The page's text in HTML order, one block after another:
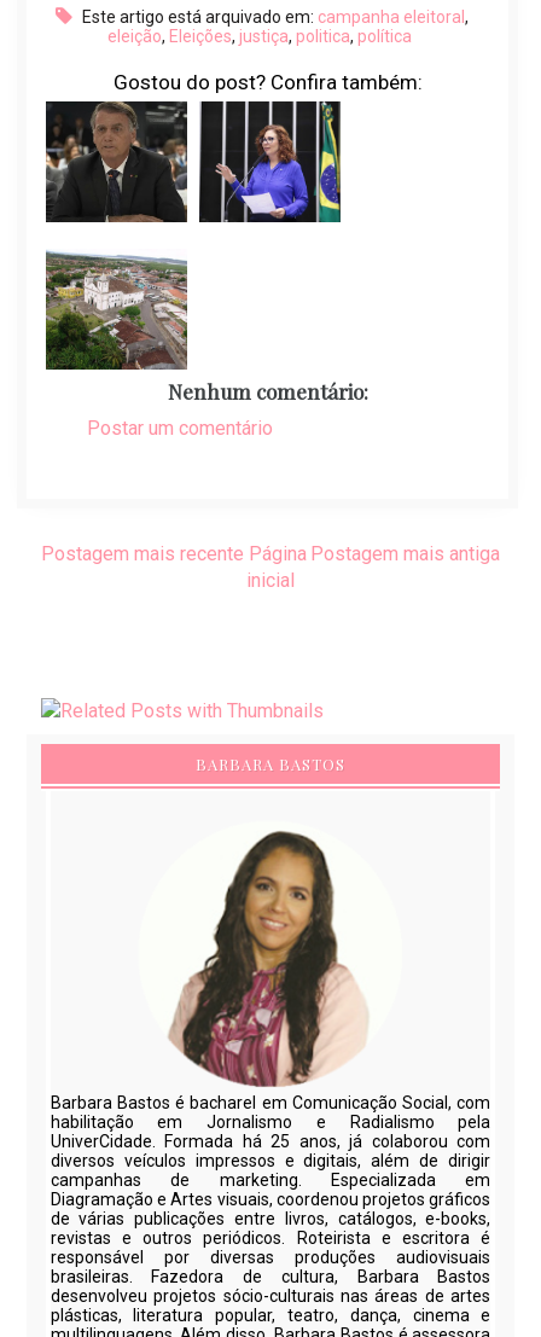
Este artigo está arquivado em: campanha eleitoral ,
eleição, Eleições, justiça, politica, política
Gostou do post? Confira também:
Nenhum comentário:
Postar um comentário
Postagem mais recente Postagem mais antiga
Página
inicial
BARBARA BASTOS
Barbara Bastos é bacharel em Comunicação Social, com
habilitação em Jornalismo e Radialismo pela
UniverCidade. Formada há 25 anos, já colaborou com
diversos veículos impressos e digitais, além de dirigir
campanhas de marketing. Especializada em
Diagramação e Artes visuais, coordenou projetos gráficos
de várias publicações entre livros, catálogos, e-books,
revistas e outros periódicos. Roteirista e escritora é
responsável por diversas produções audiovisuais
brasileiras. Fazedora de cultura, Barbara Bastos
desenvolveu projetos sócio-culturais nas áreas de artes
plásticas, literatura popular, teatro, dança, cinema e